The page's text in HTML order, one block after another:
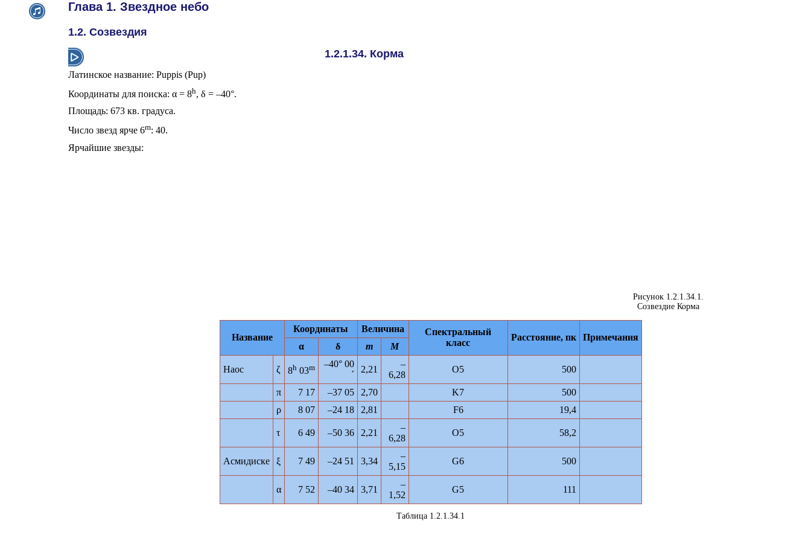
Глава 1. Звездное небо
1.2. Созвездия
1.2.1.34. Корма
Рисунок 1.2.1.34.1.
Созвездие Корма
Латинское название: Puppis (Pup)
Координаты для поиска: α = 8h, δ = –40°.
Площадь: 673 кв. градуса.
Число звезд ярче 6m: 40.
Ярчайшие звезды:
Название
Координаты Величина
Спектральный
класс
Расстояние, пк
Примечания
α
δ m M
Наос ζ 8h03m
–40° 00
´
2,21
–
6,28
O5 500
π 7 17 –37 05 2,70 K7
500
ρ
8 07 –24 18 2,81 F6 19,4
τ 6 49 –50 36 2,21
–
6,28
O5 58,2
Асмидиске ξ 7 49 –24 51 3,34
–
5,15
G6 500
α 7 52 –40 34 3,71
–
1,52
G5 111
Таблица 1.2.1.34.1